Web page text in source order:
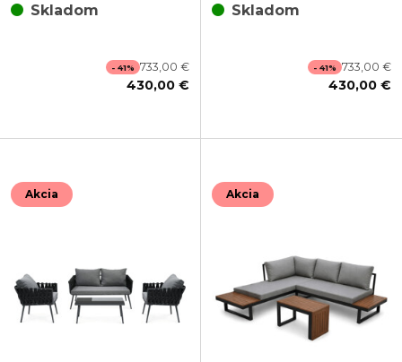
Skladom
- 41% 733,00 €
430,00 €
Skladom
- 41% 733,00 €
430,00 €
Akcia Akcia